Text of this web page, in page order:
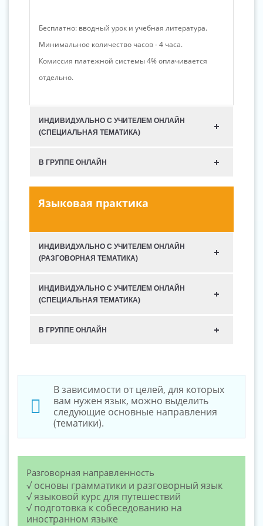
Бесплатно: вводный урок и учебная литература.
Минимальное количество часов - 4 часа.
Комиссия платежной системы 4% оплачивается
отдельно.
ИНДИВИДУАЛЬНО С УЧИТЕЛЕМ ОНЛАЙН
(СПЕЦИАЛЬНАЯ ТЕМАТИКА)
В ГРУППЕ ОНЛАЙН
Языковая практика
ИНДИВИДУАЛЬНО С УЧИТЕЛЕМ ОНЛАЙН
(РАЗГОВОРНАЯ ТЕМАТИКА)
ИНДИВИДУАЛЬНО С УЧИТЕЛЕМ ОНЛАЙН
(СПЕЦИАЛЬНАЯ ТЕМАТИКА)
В ГРУППЕ ОНЛАЙН
В зависимости от целей, для которых
вам нужен язык, можно выделить
следующие основные направления
(тематики).
Разговорная направленность
√ основы грамматики и разговорный язык
√ языковой курс для путешествий
√ подготовка к собеседованию на
иностранном языке